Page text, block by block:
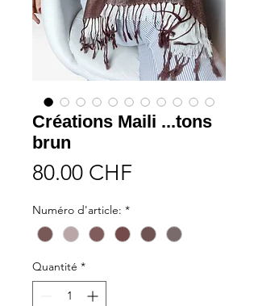
Créations Maili ...tons
brun
80.00 CHF
Numéro d'article: *
Quantité *